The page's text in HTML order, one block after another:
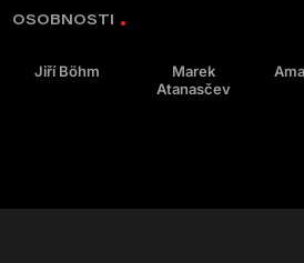
OSOBNOSTI
Jiří Böhm
Marek
Atanasčev